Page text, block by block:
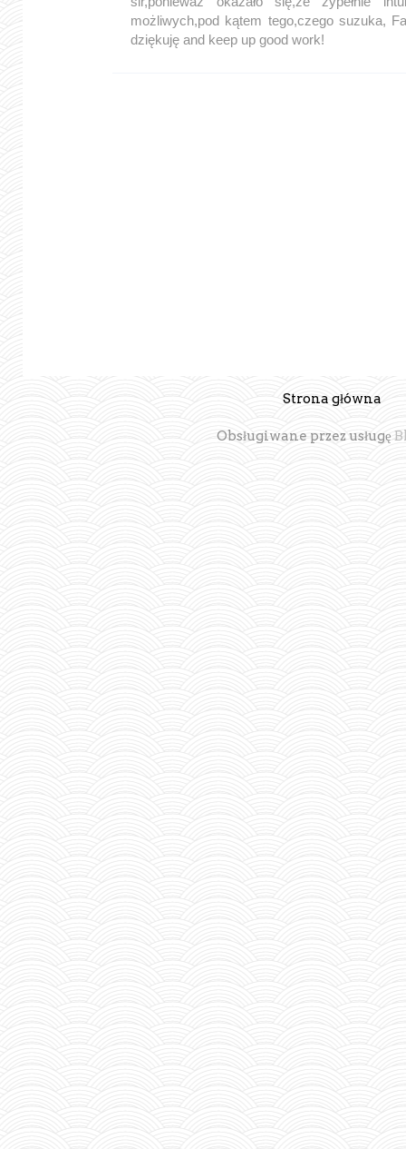
możliwych,pod kątem tego,czego suzuka,
dziękuję and keep up good work!
Strona główna
Obsługiwane przez usługę